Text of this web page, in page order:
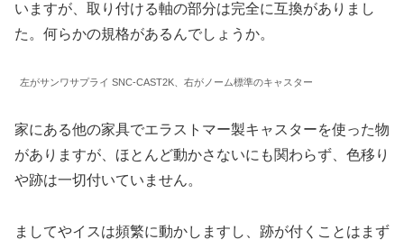
いますが、取り付ける軸の部分は完全に互換がありまし
た。何らかの規格があるんでしょうか。
左がサンワサプライ SNC-CAST2K、右がノーム標準のキャスター
家にある他の家具でエラストマー製キャスターを使った物
がありますが、ほとんど動かさないにも関わらず、色移り
や跡は一切付いていません。
ましてやイスは頻繁に動かしますし、跡が付くことはまず